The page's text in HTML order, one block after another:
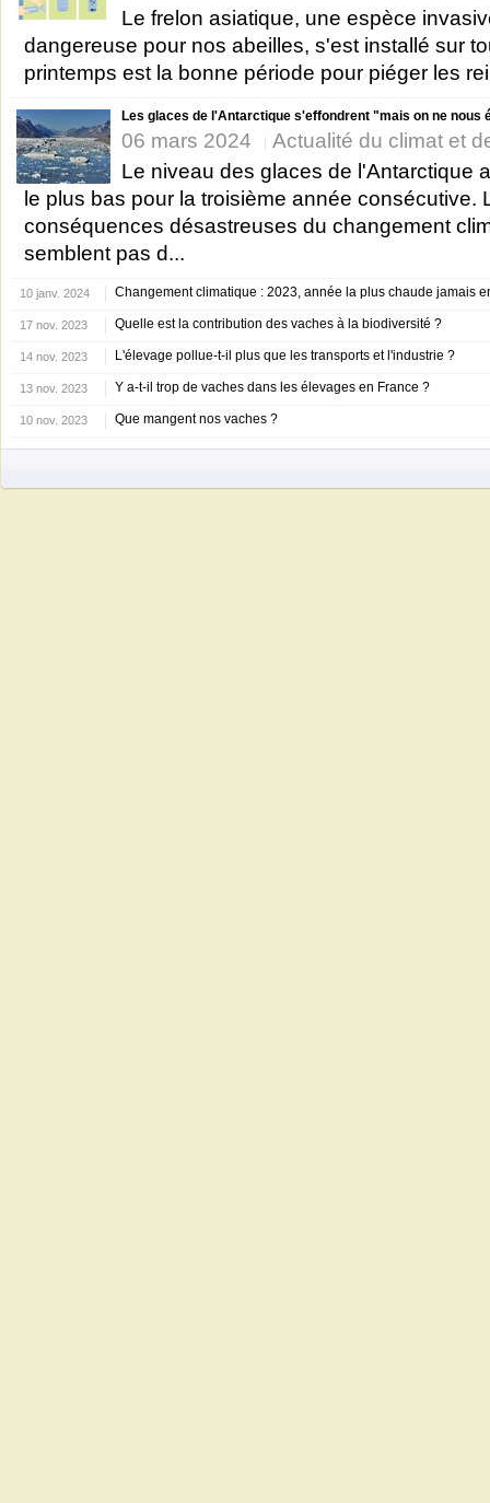
Le frelon asiatique, une espèce
dangereuse pour nos abeilles, s'est installé sur
printemps est la bonne période pour piéger les
Les glaces de l'Antarctique s'effondrent "mais on ne nous
06 mars 2024
Actualité du climat et
Le niveau des glaces de l'Antarctique
le plus bas pour la troisième année consécutive.
conséquences désastreuses du changement
semblent pas d...
10 janv. 2024 Changement climatique : 2023, année la plus chaude jamais
17 nov. 2023 Quelle est la contribution des vaches à la biodiversité ?
14 nov. 2023 L'élevage pollue-t-il plus que les transports et l'industrie ?
13 nov. 2023 Y a-t-il trop de vaches dans les élevages en France ?
10 nov. 2023 Que mangent nos vaches ?